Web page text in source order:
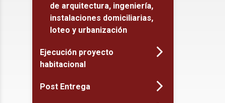
de arquitectura, ingeniería,
instalaciones domiciliarias,
loteo y urbanización
Ejecución proyecto
habitacional
Post Entrega